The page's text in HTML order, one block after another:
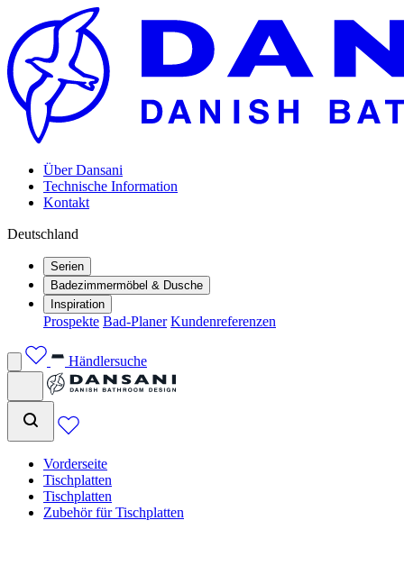
Über Dansani
Technische Information
Kontakt
Deutschland
Serien
Badezimmermöbel & Dusche
Inspiration
Prospekte Bad-Planer Kundenreferenzen
Händlersuche
Vorderseite
Tischplatten
Tischplatten
Zubehör für Tischplatten